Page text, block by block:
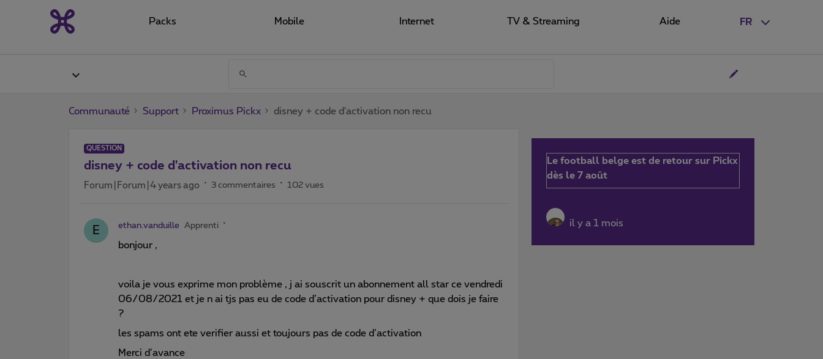
FR
Packs Mobile Internet TV & Streaming Aide
Communauté Support Proximus Pickx disney + code d'activation non recu
QUESTION
disney + code d'activation non recu
Forum|Forum|4 years ago 3 commentaires 102 vues
E ethan.vanduille Apprenti
bonjour ,
voila je vous exprime mon problème , j ai souscrit un abonnement all star ce vendredi
06/08/2021 et je n ai tjs pas eu de code d’activation pour disney + que dois je faire
?
les spams ont ete verifier aussi et toujours pas de code d’activation
Merci d’avance
Le football belge est de retour sur Pickx
dès le 7 août
il y a 1 mois